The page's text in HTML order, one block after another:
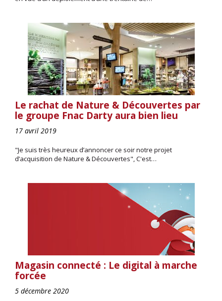
Le rachat de Nature & Découvertes par
le groupe Fnac Darty aura bien lieu
17 avril 2019
"Je suis très heureux d’annoncer ce soir notre projet
d’acquisition de Nature & Découvertes", C'est…
Magasin connecté : Le digital à marche
forcée
5 décembre 2020